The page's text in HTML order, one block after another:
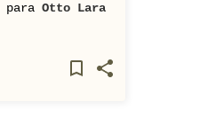
paraOtto Lara